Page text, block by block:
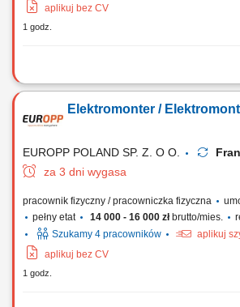
aplikuj bez CV
1 godz.
Zadania Wykonywanie prac lakierniczych w
lakierowaniem: czyszczenie, odtłuszczanie,
powierzchni; Przygotowywanie mieszanek
Elektromonter /
EUROPP POLAND SP. Z. O O.
za 3 dni wygasa
pracownik fizyczny / pracowniczka fizyczna
pełny etat
14 000 - 16 000 złbrutto/mies.
Szukamy 4 pracowników
aplikuj
aplikuj bez CV
1 godz.